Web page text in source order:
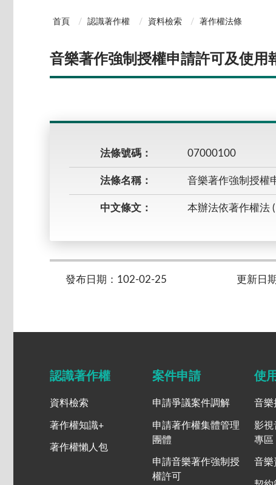
首頁 認識著作權 資料檢索 著作權法條
音樂著作強制授權申請許可及使用
法條號碼： 07000100
法條名稱： 音樂著作強制授權
中文條文： 本辦法依著作權法
發布日期：102-02-25 更新日
認識著作權
資料檢索
著作權知識+
著作權懶人包
案件申請
申請爭議案件調解
申請著作權集體管理
團體
申請音樂著作強制授
權許可
使
音樂
影視
專區
音樂